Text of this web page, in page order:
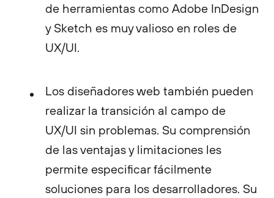
de herramientas como Adobe InDesign
y Sketch es muy valioso en roles de
UX/UI.
Los diseñadores web también pueden
realizar la transición al campo de
UX/UI sin problemas. Su comprensión
de las ventajas y limitaciones les
permite especificar fácilmente
soluciones para los desarrolladores. Su